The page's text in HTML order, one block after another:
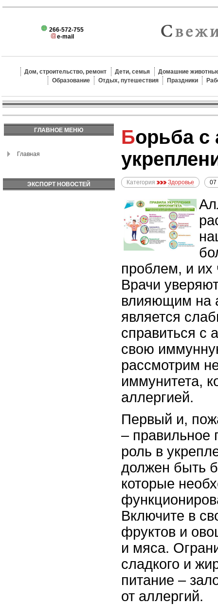
266-572-755
e-mail
Дом, строительство, ремонт Дети, семья
Домашние
Образование
Отдых, путешествия Праздники
ГЛАВНОЕ МЕНЮ
Главная
ЭКСПОРТ НОВОСТЕЙ
Борьба с аллергией: пути
Категория Здоровье 07
проблем, и их
Врачи
влияющим на
является
справиться с
свою
рассмотрим
иммунитета,
аллергией.
Первый и,
– правильное
роль в
должен быть
которые
Включите в
фруктов и
и мяса.
сладкого и
питание –
от аллергий.